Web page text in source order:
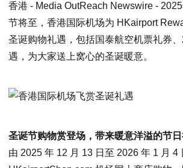
香港 - Media OutReach Newswire -
节将至，香港国际机场为 HKairport
圣诞购物礼遇，包括国泰航空机票礼券
遇，为大家送上窝心的圣诞暖意。
圣诞节购物赏登场，带来暖意洋溢的节
由 2025 年 12 月 13 日至 2026 年 1 月 4